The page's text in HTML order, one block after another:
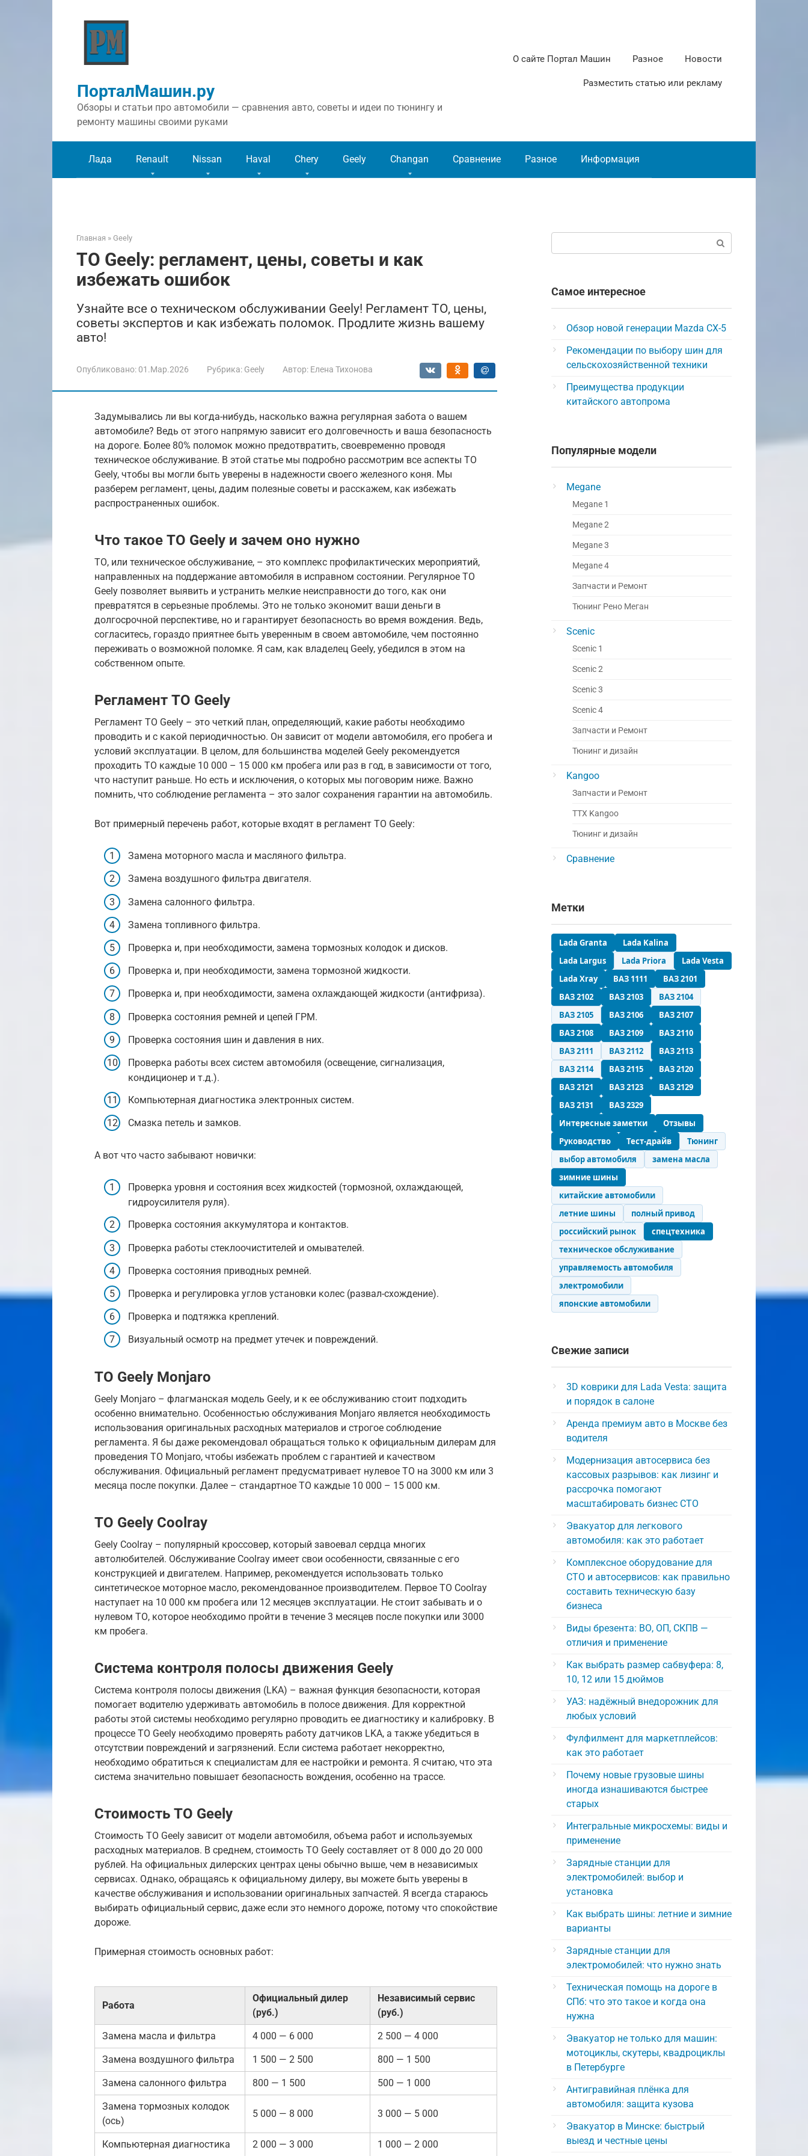
ПорталМашин.ру
Обзоры и статьи про автомобили — сравнения авто, советы и идеи по тюнингу и
ремонту машины своими руками
О сайте Портал Машин Разное Новости
Разместить статью или рекламу
Лада Renault Nissan Haval Chery Geely Changan Сравнение Разное Информация
Главная » Geely
ТО Geely: регламент, цены, советы и как
избежать ошибок
Узнайте все о техническом обслуживании Geely! Регламент ТО, цены,
советы экспертов и как избежать поломок. Продлите жизнь вашему
авто!
Опубликовано: 01.Мар.2026 Рубрика: Geely Автор: Елена Тихонова
Задумывались ли вы когда-нибудь, насколько важна регулярная забота о вашем
автомобиле? Ведь от этого напрямую зависит его долговечность и ваша безопасность
на дороге. Более 80% поломок можно предотвратить, своевременно проводя
техническое обслуживание. В этой статье мы подробно рассмотрим все аспекты ТО
Geely, чтобы вы могли быть уверены в надежности своего железного коня. Мы
разберем регламент, цены, дадим полезные советы и расскажем, как избежать
распространенных ошибок.
Что такое ТО Geely и зачем оно нужно
ТО, или техническое обслуживание, – это комплекс профилактических мероприятий,
направленных на поддержание автомобиля в исправном состоянии. Регулярное ТО
Geely позволяет выявить и устранить мелкие неисправности до того, как они
превратятся в серьезные проблемы. Это не только экономит ваши деньги в
долгосрочной перспективе, но и гарантирует безопасность во время вождения. Ведь,
согласитесь, гораздо приятнее быть уверенным в своем автомобиле, чем постоянно
переживать о возможной поломке. Я сам, как владелец Geely, убедился в этом на
собственном опыте.
Регламент ТО Geely
Регламент ТО Geely – это четкий план, определяющий, какие работы необходимо
проводить и с какой периодичностью. Он зависит от модели автомобиля, его пробега и
условий эксплуатации. В целом, для большинства моделей Geely рекомендуется
проходить ТО каждые 10 000 – 15 000 км пробега или раз в год, в зависимости от того,
что наступит раньше. Но есть и исключения, о которых мы поговорим ниже. Важно
помнить, что соблюдение регламента – это залог сохранения гарантии на автомобиль.
Вот примерный перечень работ, которые входят в регламент ТО Geely:
Замена моторного масла и масляного фильтра.
Замена воздушного фильтра двигателя.
Замена салонного фильтра.
Замена топливного фильтра.
Проверка и, при необходимости, замена тормозных колодок и дисков.
Проверка и, при необходимости, замена тормозной жидкости.
Проверка и, при необходимости, замена охлаждающей жидкости (антифриза).
Проверка состояния ремней и цепей ГРМ.
Проверка состояния шин и давления в них.
Проверка работы всех систем автомобиля (освещение, сигнализация,
кондиционер и т.д.).
Компьютерная диагностика электронных систем.
Смазка петель и замков.
А вот что часто забывают новички:
Проверка уровня и состояния всех жидкостей (тормозной, охлаждающей,
гидроусилителя руля).
Проверка состояния аккумулятора и контактов.
Проверка работы стеклоочистителей и омывателей.
Проверка состояния приводных ремней.
Проверка и регулировка углов установки колес (развал-схождение).
Проверка и подтяжка креплений.
Визуальный осмотр на предмет утечек и повреждений.
ТО Geely Monjaro
Geely Monjaro – флагманская модель Geely, и к ее обслуживанию стоит подходить
особенно внимательно. Особенностью обслуживания Monjaro является необходимость
использования оригинальных расходных материалов и строгое соблюдение
регламента. Я бы даже рекомендовал обращаться только к официальным дилерам для
проведения ТО Monjaro, чтобы избежать проблем с гарантией и качеством
обслуживания. Официальный регламент предусматривает нулевое ТО на 3000 км или 3
месяца после покупки. Далее – стандартное ТО каждые 10 000 – 15 000 км.
ТО Geely Coolray
Geely Coolray – популярный кроссовер, который завоевал сердца многих
автолюбителей. Обслуживание Coolray имеет свои особенности, связанные с его
конструкцией и двигателем. Например, рекомендуется использовать только
синтетическое моторное масло, рекомендованное производителем. Первое ТО Coolray
наступает на 10 000 км пробега или 12 месяцев эксплуатации. Не стоит забывать и о
нулевом ТО, которое необходимо пройти в течение 3 месяцев после покупки или 3000
км пробега.
Система контроля полосы движения Geely
Система контроля полосы движения (LKA) – важная функция безопасности, которая
помогает водителю удерживать автомобиль в полосе движения. Для корректной
работы этой системы необходимо регулярно проводить ее диагностику и калибровку. В
процессе ТО Geely необходимо проверять работу датчиков LKA, а также убедиться в
отсутствии повреждений и загрязнений. Если система работает некорректно,
необходимо обратиться к специалистам для ее настройки и ремонта. Я считаю, что эта
система значительно повышает безопасность вождения, особенно на трассе.
Стоимость ТО Geely
Стоимость ТО Geely зависит от модели автомобиля, объема работ и используемых
расходных материалов. В среднем, стоимость ТО Geely составляет от 8 000 до 20 000
рублей. На официальных дилерских центрах цены обычно выше, чем в независимых
сервисах. Однако, обращаясь к официальному дилеру, вы можете быть уверены в
качестве обслуживания и использовании оригинальных запчастей. Я всегда стараюсь
выбирать официальный сервис, даже если это немного дороже, потому что спокойствие
дороже.
Примерная стоимость основных работ:
Работа
Официальный дилер
(руб.)
Независимый сервис
(руб.)
Замена масла и фильтра 4 000 — 6 000 2 500 — 4 000
Замена воздушного фильтра 1 500 — 2 500 800 — 1 500
Замена салонного фильтра 800 — 1 500 500 — 1 000
Замена тормозных колодок
(ось)
5 000 — 8 000 3 000 — 5 000
Компьютерная диагностика 2 000 — 3 000 1 000 — 2 000
Самое интересное
Обзор новой генерации Mazda CX-5
Рекомендации по выбору шин для
сельскохозяйственной техники
Преимущества продукции
китайского автопрома
Популярные модели
Megane
Megane 1
Megane 2
Megane 3
Megane 4
Запчасти и Ремонт
Тюнинг Рено Меган
Scenic
Scenic 1
Scenic 2
Scenic 3
Scenic 4
Запчасти и Ремонт
Тюнинг и дизайн
Kangoo
Запчасти и Ремонт
ТТХ Kangoo
Тюнинг и дизайн
Сравнение
Метки
Lada Granta
Lada Kalina
Lada Largus
Lada Priora
Lada Vesta
Lada Xray
ВАЗ 1111
ВАЗ 2101
ВАЗ 2102
ВАЗ 2103
ВАЗ 2104
ВАЗ 2105
ВАЗ 2106
ВАЗ 2107
ВАЗ 2108
ВАЗ 2109
ВАЗ 2110
ВАЗ 2111
ВАЗ 2112
ВАЗ 2113
ВАЗ 2114
ВАЗ 2115
ВАЗ 2120
ВАЗ 2121
ВАЗ 2123
ВАЗ 2129
ВАЗ 2131
ВАЗ 2329
Интересные заметки
Отзывы
Руководство
Тест-драйв
Тюнинг
выбор автомобиля
замена масла
зимние шины
китайские автомобили
летние шины
полный привод
российский рынок
спецтехника
техническое обслуживание
управляемость автомобиля
электромобили
японские автомобили
Свежие записи
3D коврики для Lada Vesta: защита
и порядок в салоне
Аренда премиум авто в Москве без
водителя
Модернизация автосервиса без
кассовых разрывов: как лизинг и
рассрочка помогают
масштабировать бизнес СТО
Эвакуатор для легкового
автомобиля: как это работает
Комплексное оборудование для
СТО и автосервисов: как правильно
составить техническую базу
бизнеса
Виды брезента: ВО, ОП, СКПВ —
отличия и применение
Как выбрать размер сабвуфера: 8,
10, 12 или 15 дюймов
УАЗ: надёжный внедорожник для
любых условий
Фулфилмент для маркетплейсов:
как это работает
Почему новые грузовые шины
иногда изнашиваются быстрее
старых
Интегральные микросхемы: виды и
применение
Зарядные станции для
электромобилей: выбор и
установка
Как выбрать шины: летние и зимние
варианты
Зарядные станции для
электромобилей: что нужно знать
Техническая помощь на дороге в
СПб: что это такое и когда она
нужна
Эвакуатор не только для машин:
мотоциклы, скутеры, квадроциклы
в Петербурге
Антигравийная плёнка для
автомобиля: защита кузова
Эвакуатор в Минске: быстрый
выезд и честные цены